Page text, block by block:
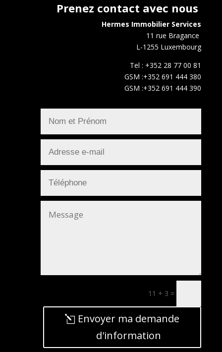
Prenez contact avec nous
Hermes Immobilier Services
11 rue Bragance
L-1255 Luxembourg
Tel : +352 28 77 00 81
GSM :+352 691 444 380
GSM :+352 691 444 390
11 + 3 =
Envoyer ma demande
d'information